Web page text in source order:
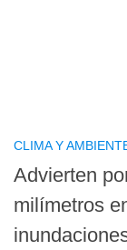
CLIMA Y
Advierten
milímetros